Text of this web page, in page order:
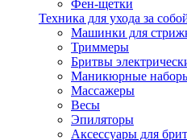
Фен-щетки
Техника для ухода за
Машинки для
Триммеры
Бритвы
Маникюрные
Массажеры
Весы
Эпиляторы
Аксессуары для